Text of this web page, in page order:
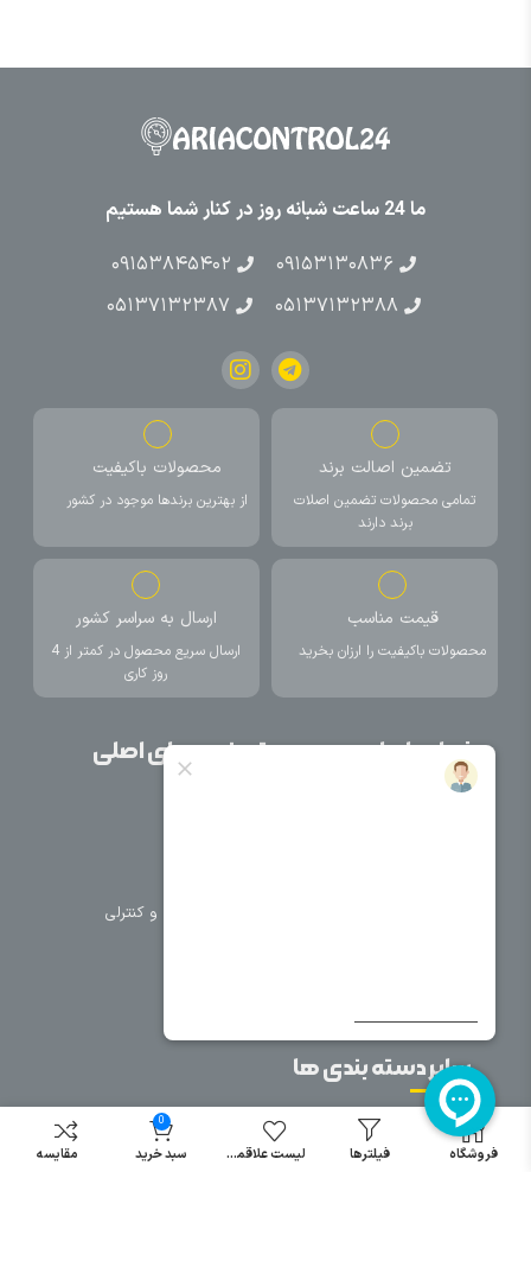
ما 24 ساعت شبانه روز در کنار شما هستیم
۰۹۱۵۳۱۳۰۸۳۶
۰۹۱۵۳۸۴۵۴۰۲
۰۵۱۳۷۱۳۲۳۸۸
۰۵۱۳۷۱۳۲۳۸۷
تضمین اصالت برند
تمامی محصولات تضمین اصلات
برند دارند
محصولات باکیفیت
از بهترین برندها موجود در کشور
قیمت مناسب
محصولات باکیفیت را ارزان بخرید
ارسال به سراسر کشور
ارسال سریع محصول در کمتر از 4
روز کاری
صفحات اصلی دسته بندی های اصلی
تجهیزات حفاظتی و کنترلی
سایر دسته بندی ها
خرید کلید اتومات
خرید کنتاکتورفروشگاه فیلترها لیست علاقمندی
0
سبد خرید مقایسه